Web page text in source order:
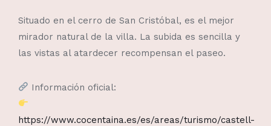
Situado en el cerro de San Cristóbal, es el mejor
mirador natural de la villa. La subida es sencilla y
las vistas al atardecer recompensan el paseo.
Información oficial:
https://www.cocentaina.es/es/areas/turismo/castell-